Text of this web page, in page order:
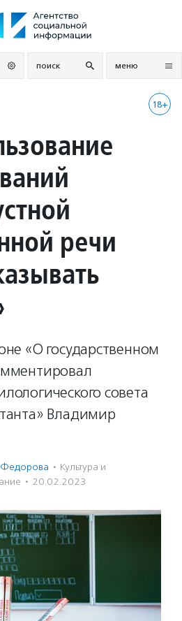
поиск меню
18+
речи
«О государственном
совета
Владимир
Федорова · Культура и
· 20.02.2023